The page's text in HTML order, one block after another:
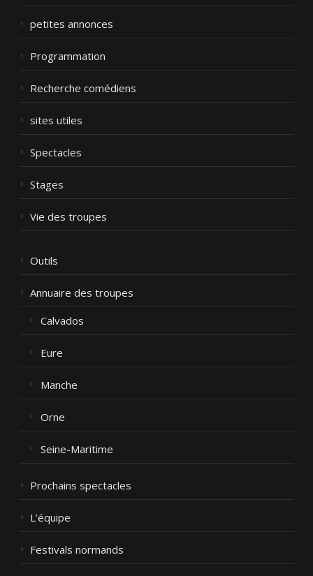
petites annonces
Programmation
Recherche comédiens
sites utiles
Spectacles
Stages
Vie des troupes
Outils
Annuaire des troupes
Calvados
Eure
Manche
Orne
Seine-Maritime
Prochains spectacles
L’équipe
Festivals normands